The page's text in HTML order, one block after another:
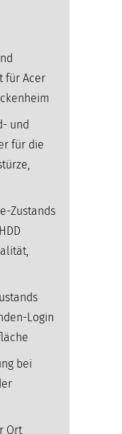
für Acer
und
für die
Zustands
Login
bei
Ort